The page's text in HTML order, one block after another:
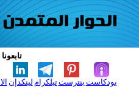
لينكدإن تيلكرامبنترست بودكاست